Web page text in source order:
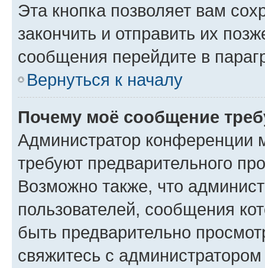
Эта кнопка позволяет вам
закончить и отправить их
сообщения перейдите в
Вернуться к началу
Почему моё сообщение
Администратор конференции
требуют предварительного
Возможно также, что
пользователей, сообщения
быть предварительно
свяжитесь с